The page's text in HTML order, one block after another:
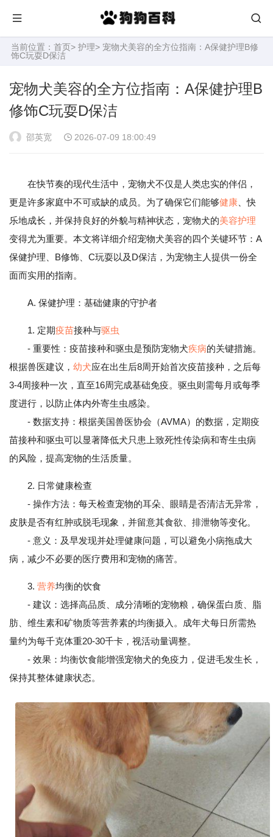
当前位置： 首页> 护理> 宠物犬美容的全方位指南：A保健护理B修
饰C玩耍D保洁
宠物犬美容的全方位指南：A保健护理B
修饰C玩耍D保洁
邵英宽 2026-07-09 18:00:49
在快节奏的现代生活中，宠物犬不仅是人类忠实的伴侣，
更是许多家庭中不可或缺的成员。为了确保它们能够健康 、快
乐地成长，并保持良好的外貌与精神状态，宠物犬的美容护理
变得尤为重要。本文将详细介绍宠物犬美容的四个关键环节：A
保健护理、B修饰、C玩耍以及D保洁，为宠物主人提供一份全
面而实用的指南。
A. 保健护理：基础健康的守护者
1. 定期疫苗接种与驱虫
- 重要性：疫苗接种和驱虫是预防宠物犬疾病的关键措施。
根据兽医建议， 幼犬应在出生后8周开始首次疫苗接种，之后每
3-4周接种一次，直至16周完成基础免疫。驱虫则需每月或每季
度进行，以防止体内外寄生虫感染。
- 数据支持：根据美国兽医协会（AVMA）的数据，定期疫
苗接种和驱虫可以显著降低犬只患上致死性传染病和寄生虫病
的风险，提高宠物的生活质量。
2. 日常健康检查
- 操作方法：每天检查宠物的耳朵、眼睛是否清洁无异常，
皮肤是否有红肿或脱毛现象，并留意其食欲、排泄物等变化。
- 意义：及早发现并处理健康问题，可以避免小病拖成大
病，减少不必要的医疗费用和宠物的痛苦。
3. 营养均衡的饮食
- 建议：选择高品质、成分清晰的宠物粮，确保蛋白质、脂
肪、维生素和矿物质等营养素的均衡摄入。成年犬每日所需热
量约为每千克体重20-30千卡，视活动量调整。
- 效果：均衡饮食能增强宠物犬的免疫力，促进毛发生长，
保持其整体健康状态。